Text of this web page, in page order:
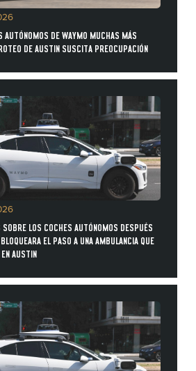
AUTÓNOMOS DE WAYMO MUCHAS MÁS
DE AUSTIN SUSCITA PREOCUPACIÓN
LOS COCHES AUTÓNOMOS DESPUÉS
EL PASO A UNA AMBULANCIA QUE
AUSTIN